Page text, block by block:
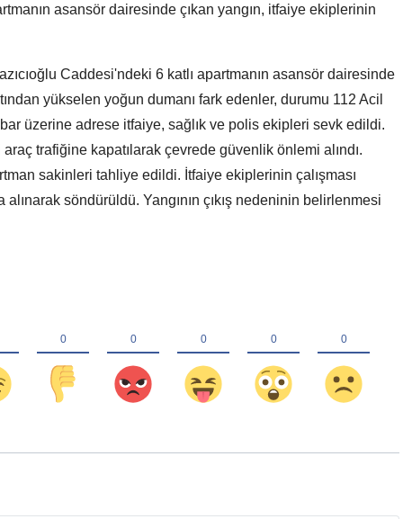
asansör dairesinde çıkan yangın, itfaiye ekiplerinin
Caddesi'ndeki 6 katlı apartmanın asansör dairesinde
yükselen yoğun dumanı fark edenler, durumu 112 Acil
üzerine adrese itfaiye, sağlık ve polis ekipleri sevk edildi.
trafiğine kapatılarak çevrede güvenlik önlemi alındı.
sakinleri tahliye edildi. İtfaiye ekiplerinin çalışması
alınarak söndürüldü. Yangının çıkış nedeninin belirlenmesi